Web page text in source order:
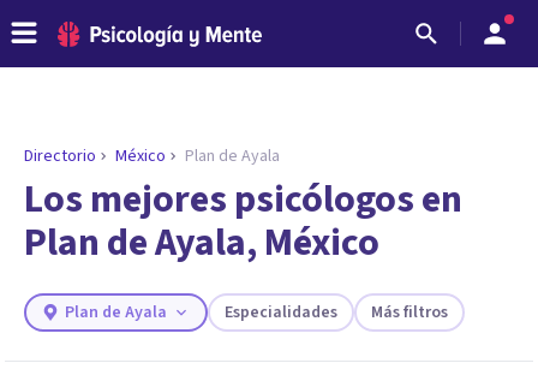
ENCONTRAR MI TERAPEUTA
¿Necesitas ayuda para encontrar el
psicólogo adecuado?
Responde a unas breves preguntas y te ofreceremos
necesidades.
Directorio México Plan de Ayala
Los mejores psicólogos en
Plan de Ayala, México
Plan de Ayala Especialidades Más filtros